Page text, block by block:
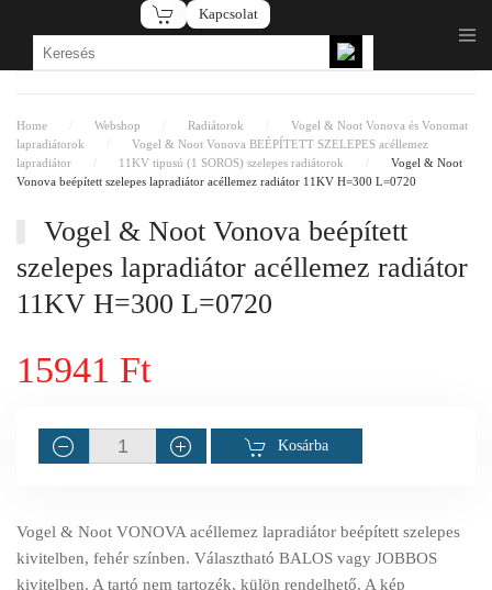
Fő tartalom átugrása
Kapcsolat
Home Webshop Radiátorok
Vogel & Noot Vonova és Vonomat
lapradiátorok
Vogel & Noot Vonova BEÉPÍTETT SZELEPES acéllemez
lapradiátor
11KV tipusú (1 SOROS) szelepes radiátorok
Vogel & Noot
Vonova beépített szelepes lapradiátor acéllemez radiátor 11KV H=300 L=0720
Vogel & Noot Vonova beépített
szelepes lapradiátor acéllemez radiátor
11KV H=300 L=0720
15941 Ft
Kosárba
Vogel & Noot VONOVA acéllemez lapradiátor beépített szelepes
kivitelben, fehér színben. Választható BALOS vagy JOBBOS
kivitelben. A tartó nem tartozék, külön rendelhető. A kép